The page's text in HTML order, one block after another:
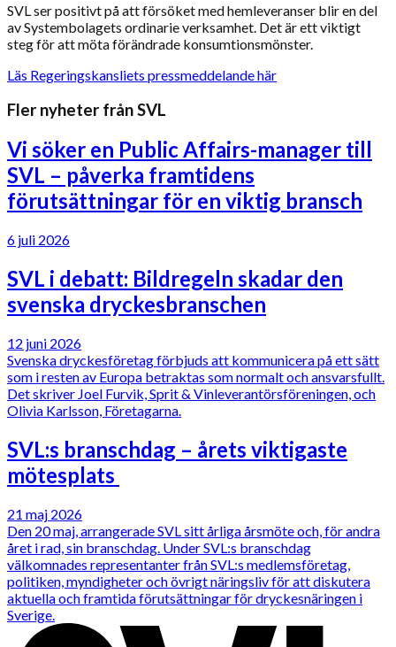
SVL ser positivt på att försöket med hemleveranser blir en del
av Systembolagets ordinarie verksamhet. Det är ett viktigt
steg för att möta förändrade konsumtionsmönster.
Läs Regeringskansliets pressmeddelande här
Fler nyheter från SVL
Vi söker en Public Affairs-manager till
SVL – påverka framtidens
förutsättningar för en viktig bransch
6 juli 2026
SVL i debatt: Bildregeln skadar den
svenska dryckesbranschen
12 juni 2026
Svenska dryckesföretag förbjuds att kommunicera på ett sätt
som i resten av Europa betraktas som normalt och ansvarsfullt.
Det skriver Joel Furvik, Sprit & Vinleverantörsföreningen, och
Olivia Karlsson, Företagarna.
SVL:s branschdag – årets viktigaste
mötesplats
21 maj 2026
Den 20 maj, arrangerade SVL sitt årliga årsmöte och, för andra
året i rad, sin branschdag. Under SVL:s branschdag
välkomnades representanter från SVL:s medlemsföretag,
politiken, myndigheter och övrigt näringsliv för att diskutera
aktuella och framtida förutsättningar för dryckesnäringen i
Sverige.